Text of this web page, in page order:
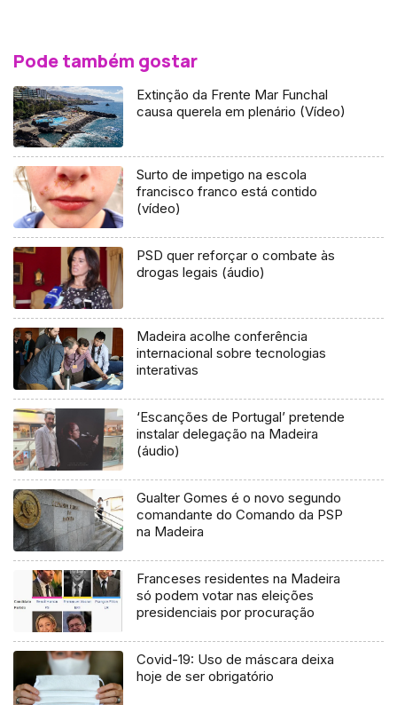
Pode também gostar
Extinção da Frente Mar Funchal
causa querela em plenário (Vídeo)
Surto de impetigo na escola
francisco franco está contido
(vídeo)
PSD quer reforçar o combate às
drogas legais (áudio)
Madeira acolhe conferência
internacional sobre tecnologias
interativas
‘Escanções de Portugal’ pretende
instalar delegação na Madeira
(áudio)
Gualter Gomes é o novo segundo
comandante do Comando da PSP
na Madeira
Franceses residentes na Madeira
só podem votar nas eleições
presidenciais por procuração
Covid-19: Uso de máscara deixa
hoje de ser obrigatório